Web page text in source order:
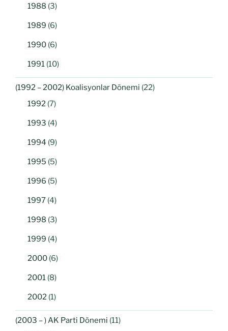
1988 (3)
1989 (6)
1990 (6)
1991 (10)
(1992 – 2002) Koalisyonlar Dönemi (22)
1992 (7)
1993 (4)
1994 (9)
1995 (5)
1996 (5)
1997 (4)
1998 (3)
1999 (4)
2000 (6)
2001 (8)
2002 (1)
(2003 – ) AK Parti Dönemi (11)